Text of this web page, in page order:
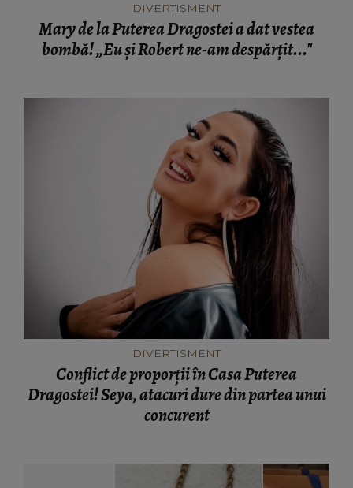
DIVERTISMENT
Mary de la Puterea Dragostei a dat vestea
bombă! „Eu și Robert ne-am despărțit..."
DIVERTISMENT
Conflict de proporții în Casa Puterea
Dragostei! Seya, atacuri dure din partea unui
concurent